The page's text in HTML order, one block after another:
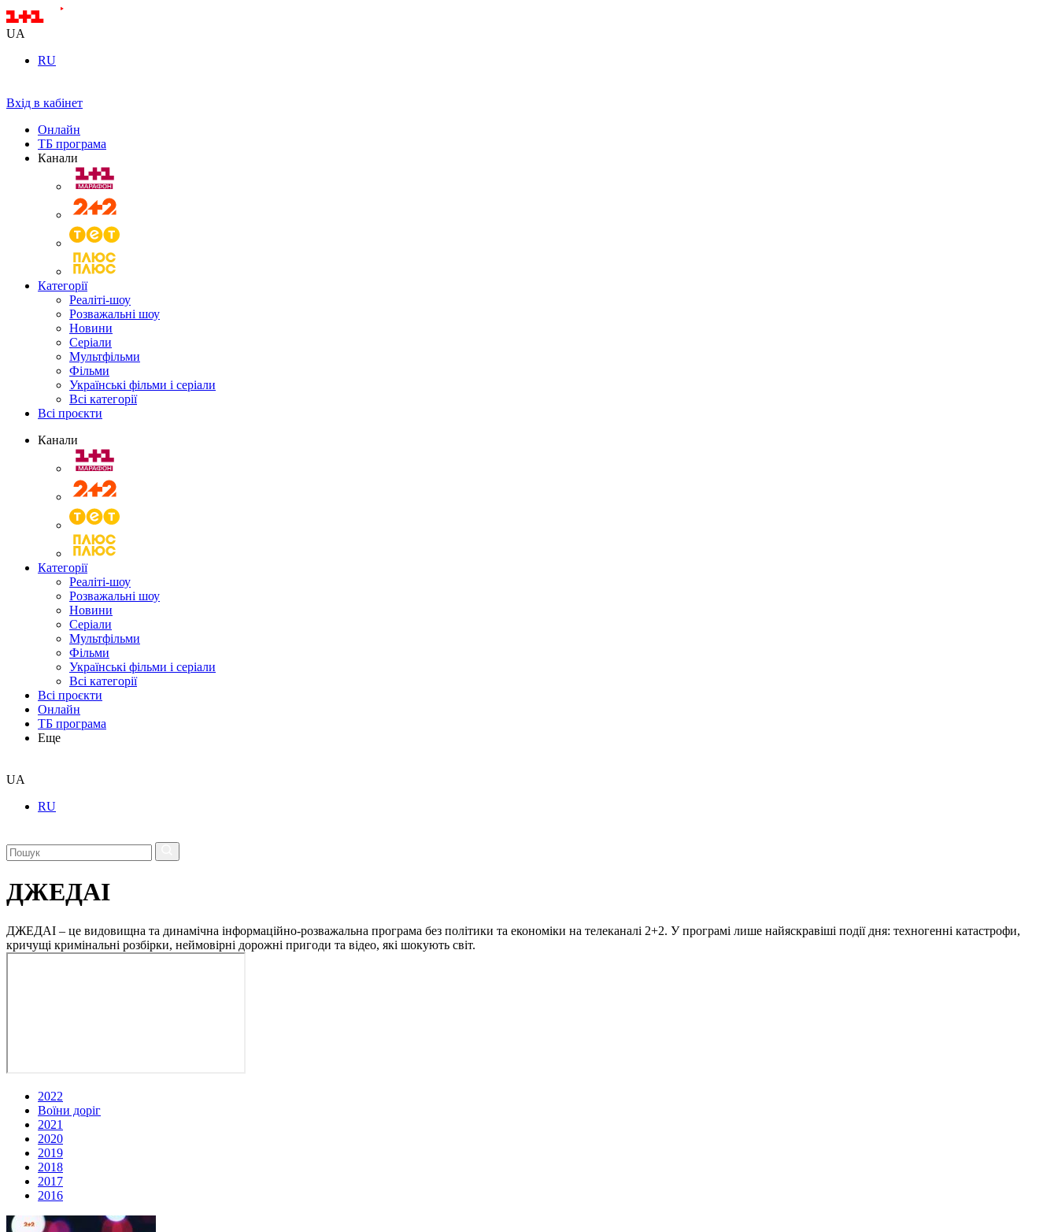
UA
RU
Вхід в кабінет
Онлайн
ТБ програма
Канали
Категорії
Реаліті-шоу
Розважальні шоу
Новини
Серіали
Мультфільми
Фільми
Українські фільми і серіали
Всі категорії
Всі проєкти
Канали
Категорії
Реаліті-шоу
Розважальні шоу
Новини
Серіали
Мультфільми
Фільми
Українські фільми і серіали
Всі категорії
Всі проєкти
Онлайн
ТБ програма
Еще
UA
RU
ДЖЕДАІ
ДЖЕДАІ – це видовищна та динамічна інформаційно-розважальна програма без політики та економіки на телеканалі 2+2. У програмі лише найяскравіші події дня: техногенні катастрофи,
кричущі кримінальні розбірки, неймовірні дорожні пригоди та відео, які шокують світ.
2022
Воїни доріг
2021
2020
2019
2018
2017
2016